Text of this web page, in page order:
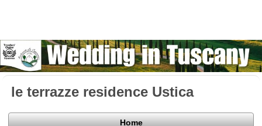
le terrazze residence Ustica
Home